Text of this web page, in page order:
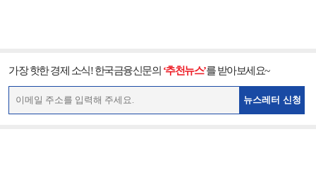
가장 핫한 경제 소식! 한국금융신문의 ‘추천뉴스’를 받아보세요~
뉴스레터 신청